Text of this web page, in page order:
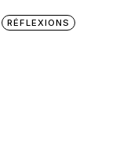
RÉFLEXIONS